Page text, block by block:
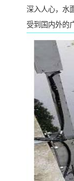
深入人心，水
受到国内外的